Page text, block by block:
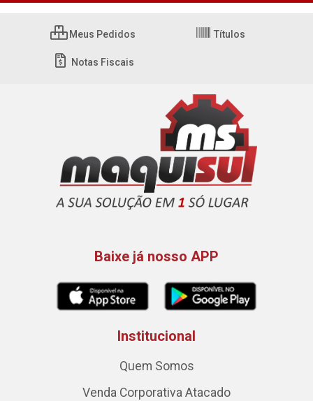
Meus Pedidos Títulos
Notas Fiscais
Baixe já nosso APP
Institucional
Quem Somos
Venda Corporativa Atacado